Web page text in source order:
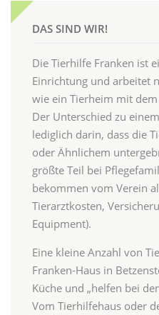
DAS SIND WIR!
Die Tierhilfe Franken ist
Einrichtung und arbeitet
wie ein Tierheim mit
Der Unterschied zu
lediglich darin, dass die
oder Ähnlichem
größte Teil bei
bekommen vom Verein
Tierarztkosten,
Equipment).
Eine kleine Anzahl von
Franken-Haus in
Küche und „helfen bei
Vom Tierhilfehaus oder